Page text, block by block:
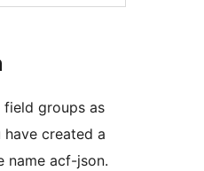
field groups as
created a
name acf-json.